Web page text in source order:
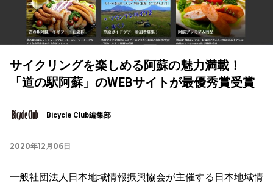
サイクリングを楽しめる阿蘇の魅力満載！
「道の駅阿蘇」のWEBサイトが最優秀賞受賞
Bicycle Club編集部
2020年12月06日
一般社団法人日本地域情報振興協会が主催する日本地域情